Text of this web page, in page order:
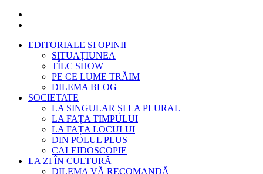
EDITORIALE ȘI OPINII
SITUAȚIUNEA
TÎLC SHOW
PE CE LUME TRĂIM
DILEMA BLOG
SOCIETATE
LA SINGULAR ȘI LA PLURAL
LA FAȚA TIMPULUI
LA FAȚA LOCULUI
DIN POLUL PLUS
CALEIDOSCOPIE
LA ZI ÎN CULTURĂ
DILEMA VĂ RECOMANDĂ